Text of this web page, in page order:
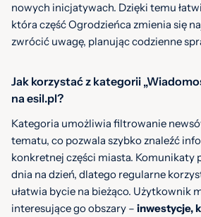
nowych inicjatywach. Dzięki temu
która część Ogrodzieńca zmienia się
zwrócić uwagę, planując codzienne
Jak korzystać z kategorii
na esil.pl?
Kategoria umożliwia filtrowanie
tematu, co pozwala szybko znaleźć
konkretnej części miasta. Komunikaty
dnia na dzień, dlatego regularne
ułatwia bycie na bieżąco. Użytkownik
interesujące go obszary – inwestycje,